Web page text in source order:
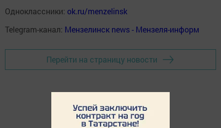
Одноклассники: ok.ru/menzelinsk
Telegram-канал: Мензелинск news - Мензеля-информ
Перейти на страницу новости